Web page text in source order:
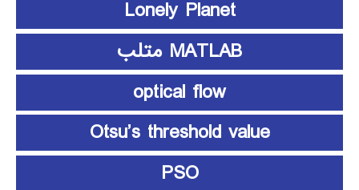
Lonely Planet
MATLAB متلب
optical flow
Otsu’s threshold value
PSO